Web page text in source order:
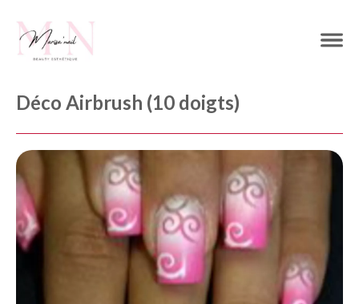
Déco Airbrush (10 doigts)